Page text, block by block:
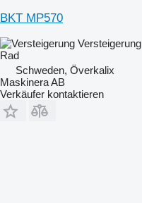
BKT MP570
Versteigerung
Rad
Schweden, Överkalix
Maskinera AB
Verkäufer kontaktieren